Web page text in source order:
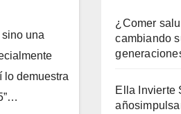
una
lo demuestra
¿Comer
cambiando
Ella Invierte